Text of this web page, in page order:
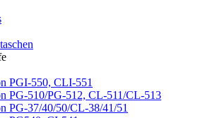
PGI-550, CLI-551
PG-510/PG-512, CL-511/CL-513
PG-37/40/50/CL-38/41/51